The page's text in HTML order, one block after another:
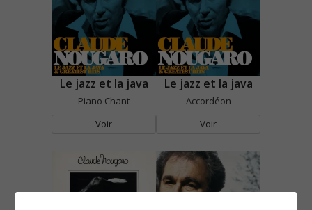
Le jazz et la java
Piano Chant
Voir
Le jazz et la java
Accordéon
Voir